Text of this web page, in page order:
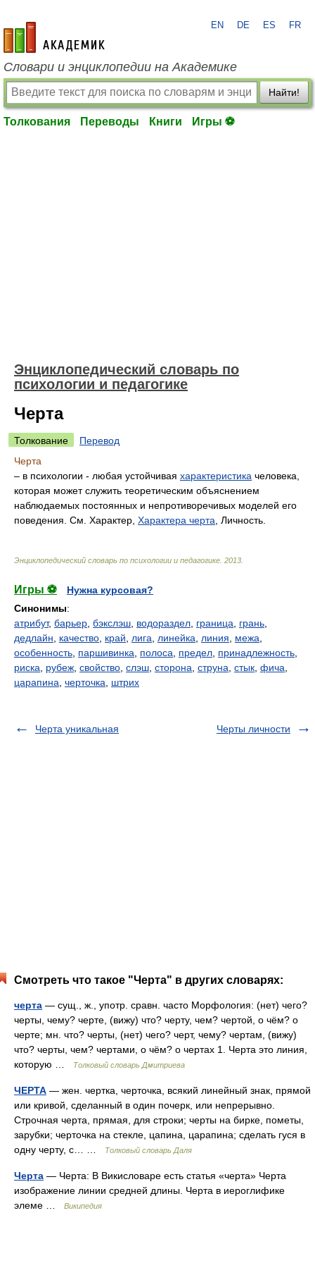
academic.ru
EN DE ES FR
Словари и энциклопедии на Академике
Найти!
Толкования Переводы Книги Игры ⚽
Энциклопедический словарь по
психологии и педагогике
Черта
Толкование
Перевод
Черта
– в психологии - любая устойчивая характеристика человека,
которая может служить теоретическим объяснением
наблюдаемых постоянных и непротиворечивых моделей его
поведения. См. Характер, Характера черта , Личность.
Энциклопедический словарь по психологии и педагогике 2013
Игры ⚽
Нужна курсовая?
Синонимы:
атрибут, барьер бэкслэш водораздел граница грань
дедлайн
качество край лига линейка линия межа
особенность паршивинка полоса предел принадлежность
риска
рубеж свойство слэш сторона струна стык фича
царапина черточка штрих
Черта уникальная Черты личности
Смотреть что такое "Черта" в других словарях:
черта — сущ., ж., употр. сравн. часто Морфология: (нет) чего?
черты, чему? черте, (вижу) что? черту, чем? чертой, о чём? о
черте; мн. что? черты, (нет) чего? черт, чему? чертам, (вижу)
что? черты, чем? чертами, о чём? о чертах 1. Черта это линия,
которую …
Толковый словарь Дмитриева
ЧЕРТА — жен. чертка, черточка, всякий линейный знак, прямой
или кривой, сделанный в один почерк, или непрерывно.
Строчная черта, прямая, для строки; черты на бирке, пометы,
зарубки; черточка на стекле, цапина, царапина; сделать гуся в
одну черту, с… …
Толковый словарь Даля
Черта — Черта: В Викисловаре есть статья «черта» Черта
изображение линии средней длины. Черта в иероглифике
элеме …
Википедия